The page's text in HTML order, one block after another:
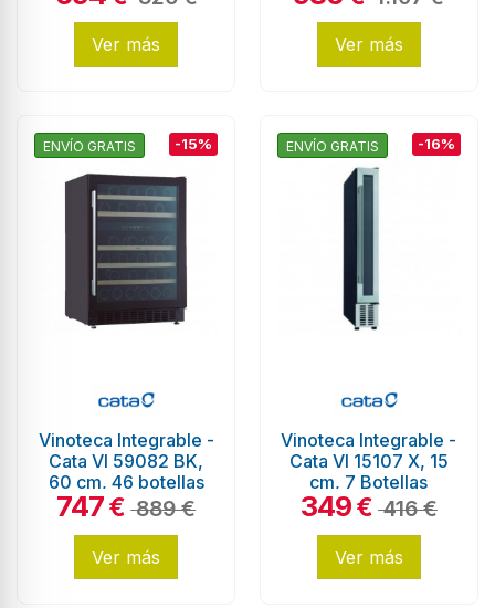
Ver más Ver más
ENVÍO GRATIS -15%
Vinoteca Integrable -
Cata VI 59082 BK,
60 cm, 46 botellas
747€ 889 €
Ver más
ENVÍO GRATIS -16%
Vinoteca Integrable -
Cata VI 15107 X, 15
cm, 7 Botellas
349€ 416 €
Ver más